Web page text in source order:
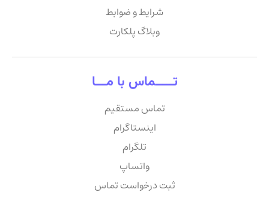
شرایط و ضوابط
وبلاگ پلکارت
تـــــماس با مـــا
تماس مستقیم
اینستاگرام
تلگرام
واتساپ
ثبت درخواست تماس